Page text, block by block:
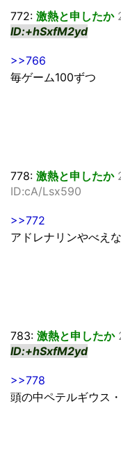
772: 激熱と申したか
ID:+hSxfM2yd
>>766
毎ゲーム100ずつ
778: 激熱と申したか
ID:cA/Lsx590
>>772
アドレナリンやべえな
783: 激熱と申したか
ID:+hSxfM2yd
>>778
頭の中ペテルギウス